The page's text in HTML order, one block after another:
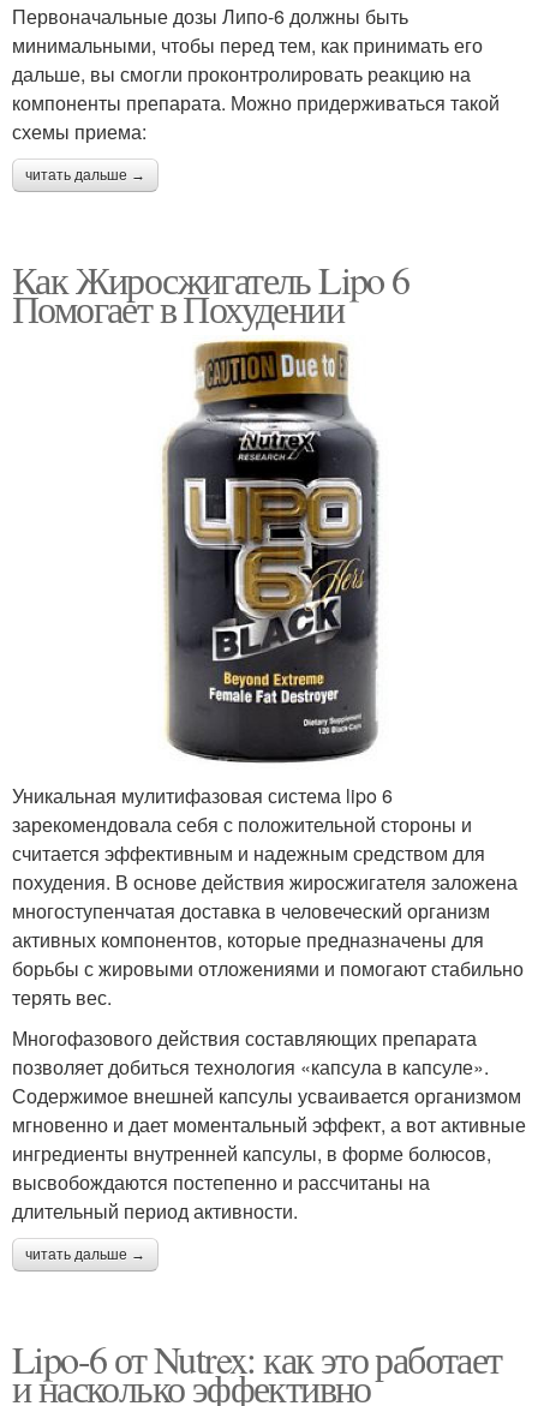
Первоначальные дозы Липо-6 должны быть
минимальными, чтобы перед тем, как принимать его
дальше, вы смогли проконтролировать реакцию на
компоненты препарата. Можно придерживаться такой
схемы приема:
читать дальше →
Как Жиросжигатель Lipo 6
Помогает в Похудении
Уникальная мулитифазовая система lipo 6
зарекомендовала себя с положительной стороны и
считается эффективным и надежным средством для
похудения. В основе действия жиросжигателя заложена
многоступенчатая доставка в человеческий организм
активных компонентов, которые предназначены для
борьбы с жировыми отложениями и помогают стабильно
терять вес.
Многофазового действия составляющих препарата
позволяет добиться технология «капсула в капсуле».
Содержимое внешней капсулы усваивается организмом
мгновенно и дает моментальный эффект, а вот активные
ингредиенты внутренней капсулы, в форме болюсов,
высвобождаются постепенно и рассчитаны на
длительный период активности.
читать дальше →
Lipo-6 от Nutrex: как это работает
и насколько эффективно